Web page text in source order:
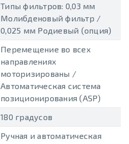
Типы фильтров: 0,03 мм
Молибденовый фильтр /
0,025 мм Родиевый (опция)
Перемещение во всех
направлениях
моторизированы /
Автоматическая система
позиционирования (ASP)
180 градусов
Ручная и автоматическая